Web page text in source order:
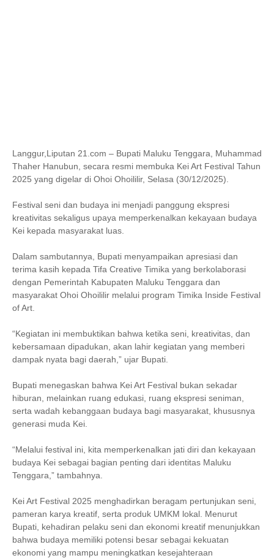
Langgur,Liputan 21.com – Bupati Maluku Tenggara, Muhammad
Thaher Hanubun, secara resmi membuka Kei Art Festival Tahun
2025 yang digelar di Ohoi Ohoililir, Selasa (30/12/2025).
Festival seni dan budaya ini menjadi panggung ekspresi
kreativitas sekaligus upaya memperkenalkan kekayaan budaya
Kei kepada masyarakat luas.
Dalam sambutannya, Bupati menyampaikan apresiasi dan
terima kasih kepada Tifa Creative Timika yang berkolaborasi
dengan Pemerintah Kabupaten Maluku Tenggara dan
masyarakat Ohoi Ohoililir melalui program Timika Inside Festival
of Art.
“Kegiatan ini membuktikan bahwa ketika seni, kreativitas, dan
kebersamaan dipadukan, akan lahir kegiatan yang memberi
dampak nyata bagi daerah,” ujar Bupati.
Bupati menegaskan bahwa Kei Art Festival bukan sekadar
hiburan, melainkan ruang edukasi, ruang ekspresi seniman,
serta wadah kebanggaan budaya bagi masyarakat, khususnya
generasi muda Kei.
“Melalui festival ini, kita memperkenalkan jati diri dan kekayaan
budaya Kei sebagai bagian penting dari identitas Maluku
Tenggara,” tambahnya.
Kei Art Festival 2025 menghadirkan beragam pertunjukan seni,
pameran karya kreatif, serta produk UMKM lokal. Menurut
Bupati, kehadiran pelaku seni dan ekonomi kreatif menunjukkan
bahwa budaya memiliki potensi besar sebagai kekuatan
ekonomi yang mampu meningkatkan kesejahteraan